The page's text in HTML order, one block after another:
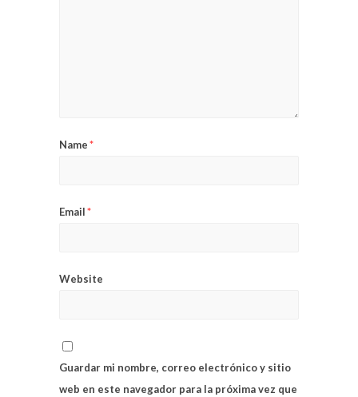
Name*
Email*
Website
Guardar mi nombre, correo electrónico y sitio
web en este navegador para la próxima vez que